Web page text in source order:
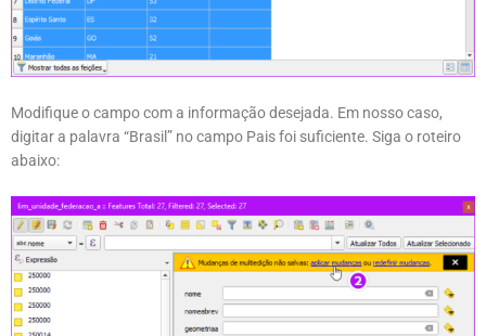
Modifique o campo com a informação desejada. Em nosso caso,
digitar a palavra “Brasil” no campo Pais foi suficiente. Siga o roteiro
abaixo: